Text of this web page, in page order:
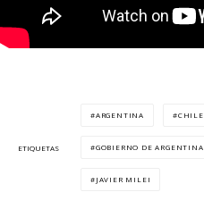
ETIQUETAS
ARGENTINA CHILE
GOBIERNO DE ARGENTINA
JAVIER MILEI